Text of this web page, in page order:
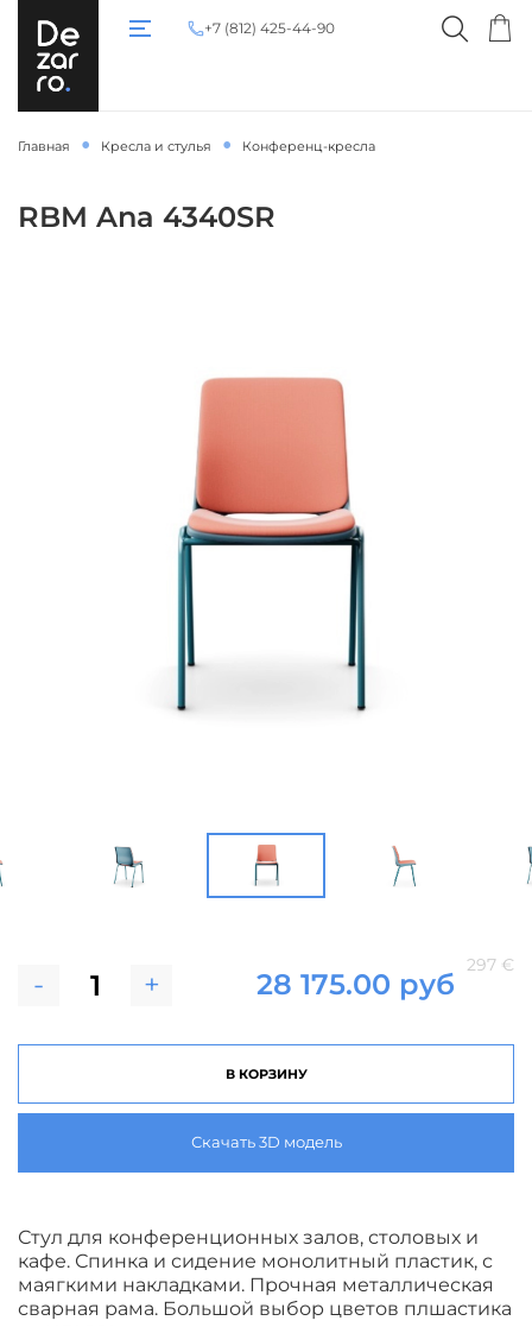
+7 (812) 425-44-90
Главная Кресла и стулья Конференц-кресла
RBM Ana 4340SR
- + 28 175.00 руб
297 €
В КОРЗИНУ
Скачать 3D модель
Стул для конференционных залов, столовых и
кафе. Спинка и сидение монолитный пластик, с
маягкими накладками. Прочная металлическая
сварная рама. Большой выбор цветов плшастика